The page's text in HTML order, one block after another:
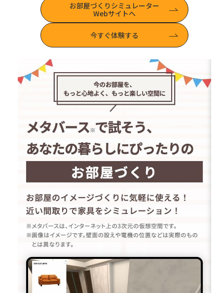
お部屋づくりシミュレーター
Webサイトへ
今すぐ体験する